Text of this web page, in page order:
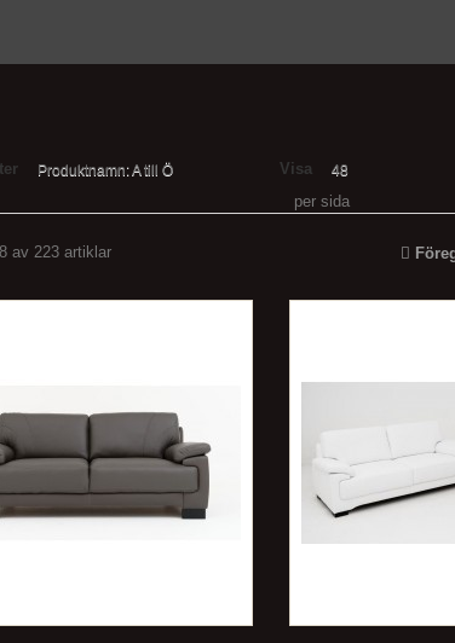
Produktnamn: A till Ö Visa 48
per sida
av 223 artiklar